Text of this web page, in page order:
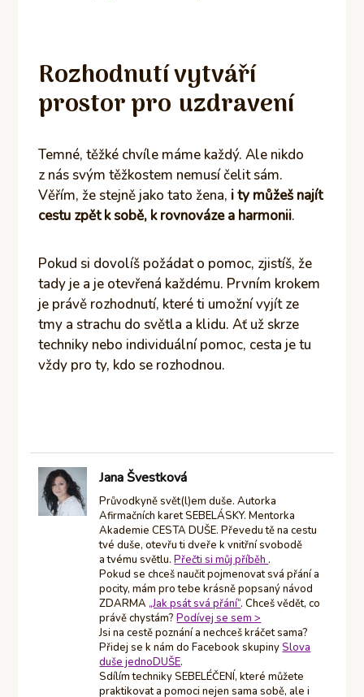
Rozhodnutí vytváří
prostor pro uzdravení
Temné, těžké chvíle máme každý. Ale nikdo
z nás svým těžkostem nemusí čelit sám.
Věřím, že stejně jako tato žena, i ty můžeš najít
cestu zpět k sobě, k rovnováze a harmonii.
Pokud si dovolíš požádat o pomoc, zjistíš, že
tady je a je otevřená každému. Prvním krokem
je právě rozhodnutí, které ti umožní vyjít ze
tmy a strachu do světla a klidu. Ať už skrze
techniky nebo individuální pomoc, cesta je tu
vždy pro ty, kdo se rozhodnou.
Jana Švestková
Průvodkyně svět(l)em duše. Autorka
Afirmačních karet SEBELÁSKY. Mentorka
Akademie CESTA DUŠE. Převedu tě na cestu
tvé duše, otevřu ti dveře k vnitřní svobodě
a tvému světlu.Přečti si můj příběh .
Pokud se chceš naučit pojmenovat svá přání a
pocity, mám pro tebe krásně popsaný návod
ZDARMA „Jak psát svá přání“. Chceš vědět, co
právě chystám?Podívej se sem >
Jsi na cestě poznání a nechceš kráčet sama?
Přidej se k nám do Facebook skupiny Slova
duše jednoDUŠE.
Sdílím techniky SEBELÉČENÍ, které můžete
praktikovat a pomoci nejen sama sobě, ale i